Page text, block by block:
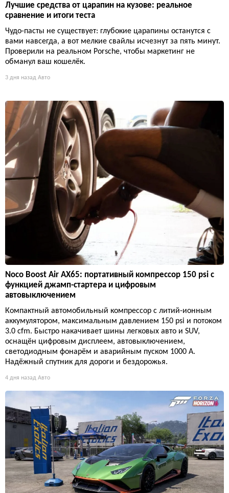
Лучшие средства от царапин на кузове: реальное
сравнение и итоги теста
Чудо-пасты не существует: глубокие царапины останутся с
вами навсегда, а вот мелкие свайлы исчезнут за пять минут.
Проверили на реальном Porsche, чтобы маркетинг не
обманул ваш кошелёк.
3 дня назад Авто
Noco Boost Air AX65: портативный компрессор 150 psi с
функцией джамп-стартера и цифровым
автовыключением
Компактный автомобильный компрессор с литий-ионным
аккумулятором, максимальным давлением 150 psi и потоком
3.0 cfm. Быстро накачивает шины легковых авто и SUV,
оснащён цифровым дисплеем, автовыключением,
светодиодным фонарём и аварийным пуском 1000 А.
Надёжный спутник для дороги и бездорожья.
4 дня назад Авто